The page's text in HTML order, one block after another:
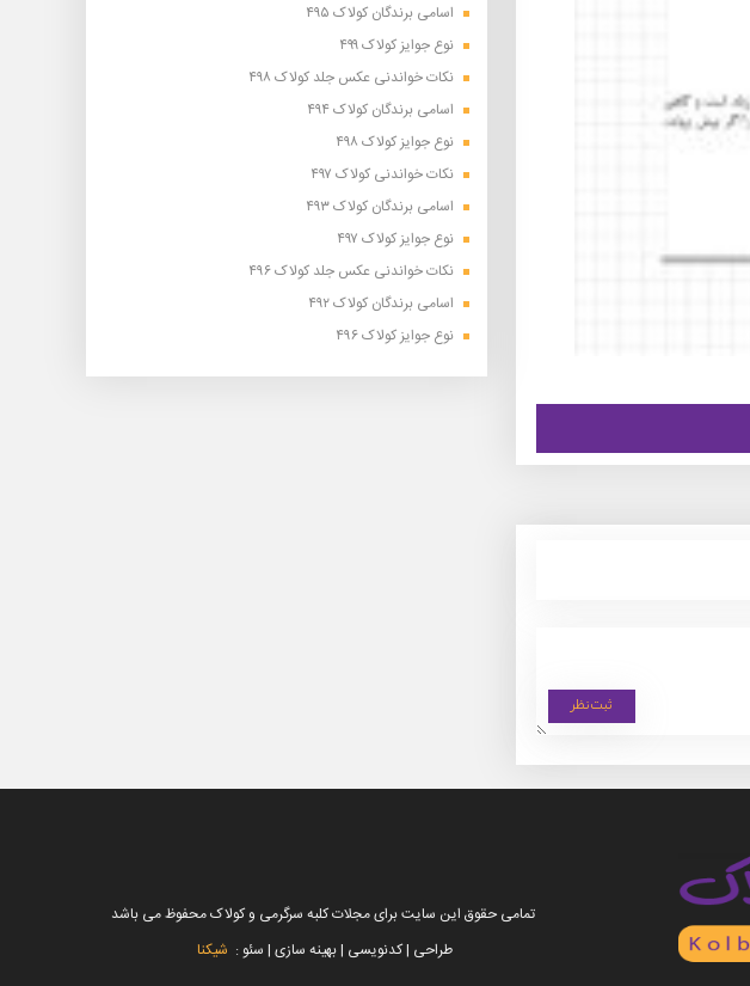
اسامی برندگان کولاک ۴۹۵
نوع جوایز کولاک ۴۹۹
نکات خواندنی عکس جلد کولاک ۴۹۸
اسامی برندگان کولاک ۴۹۴
نوع جوایز کولاک ۴۹۸
نکات خواندنی کولاک ۴۹۷
اسامی برندگان کولاک ۴۹۳
نوع جوایز کولاک ۴۹۷
نکات خواندنی عکس جلد کولاک ۴۹۶
اسامی برندگان کولاک ۴۹۲
نوع جوایز کولاک ۴۹۶
تمامی حقوق این سایت برای مجلات کلبه سرگرمی و کولاک محفوظ می باشد
طراحی | کدنویسی | بهینه سازی | سئو : شیکنا